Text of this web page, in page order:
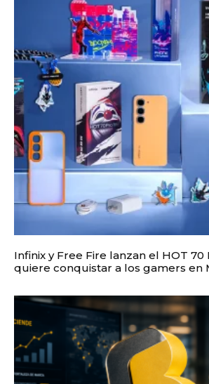
Infinix y Free Fire lanzan el HOT 70
quiere conquistar a los gamers en